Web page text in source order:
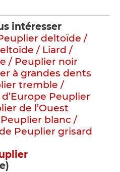
intéresser
deltoïde /
/ Liard /
/ Peuplier noir
à grandes dents
tremble /
Peuplier
de l’Ouest
Peuplier blanc /
Peuplier grisard